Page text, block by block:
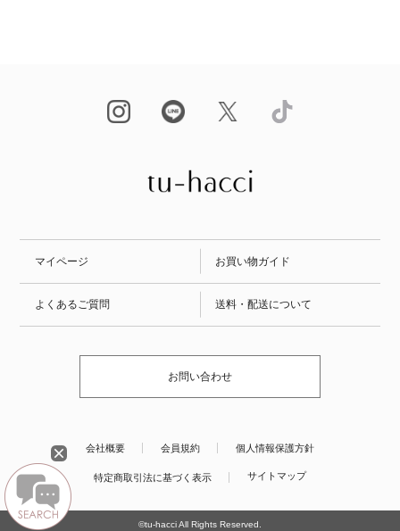
マイページ お買い物ガイド
よくあるご質問 送料・配送について
お問い合わせ
会社概要 会員規約 個人情報保護方針
特定商取引法に基づく表示 サイトマップ
©tu-hacci All Rights Reserved.